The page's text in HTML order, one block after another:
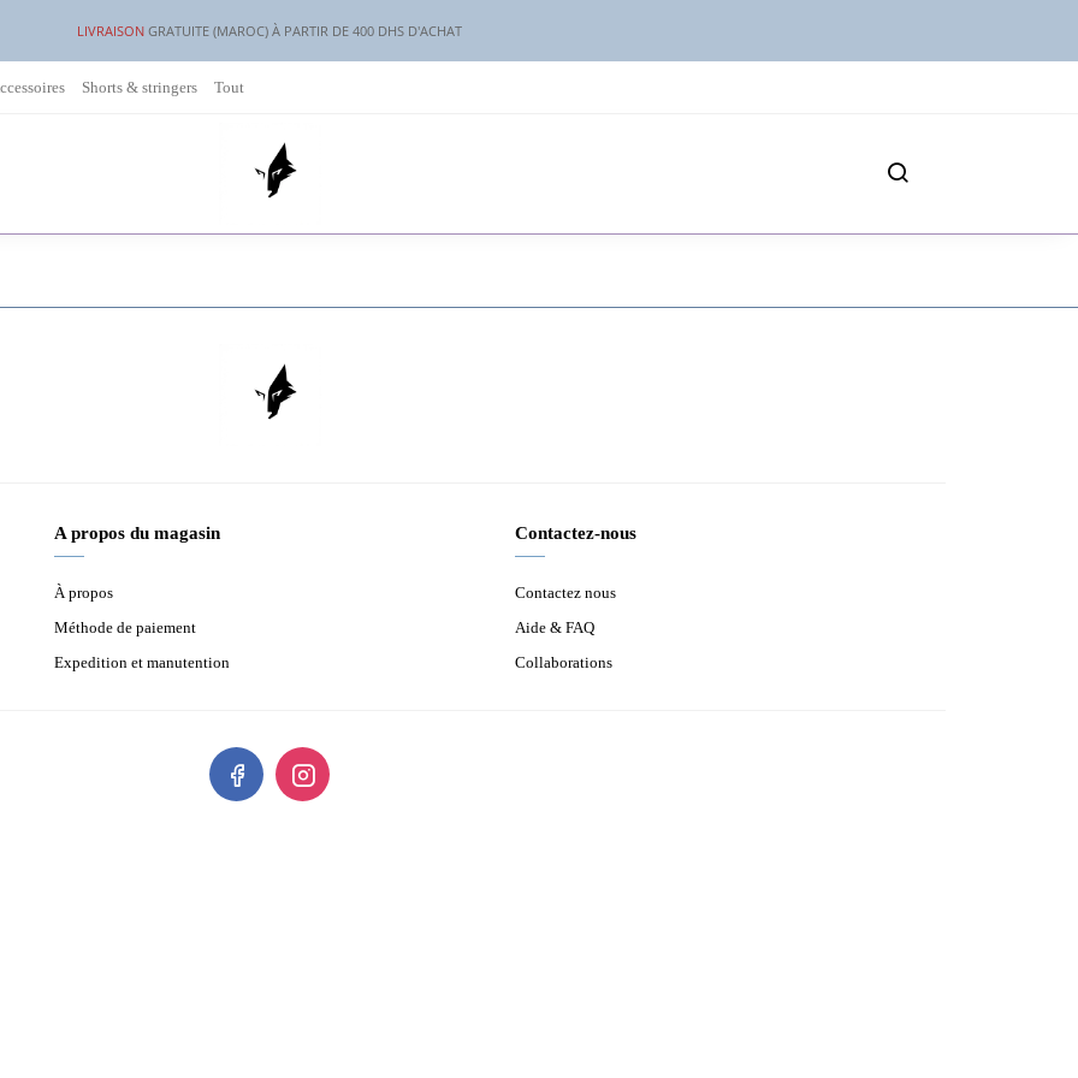
LIVRAISON GRATUITE (MAROC) À PARTIR DE 400 DHS D'ACHAT
Shorts & stringers Tout
A propos du magasin
À propos
Méthode de paiement
Expedition et manutention
Contactez-nous
Contactez nous
Aide & FAQ
Collaborations